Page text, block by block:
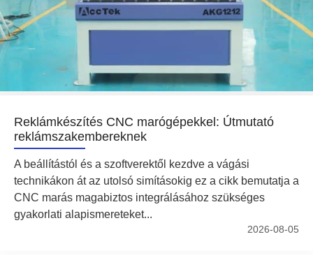
Reklámkészítés CNC marógépekkel: Útmutató
reklámszakembereknek
A beállítástól és a szoftverektől kezdve a vágási
technikákon át az utolsó simításokig ez a cikk bemutatja a
CNC marás magabiztos integrálásához szükséges
gyakorlati alapismereteket...
2026-08-05